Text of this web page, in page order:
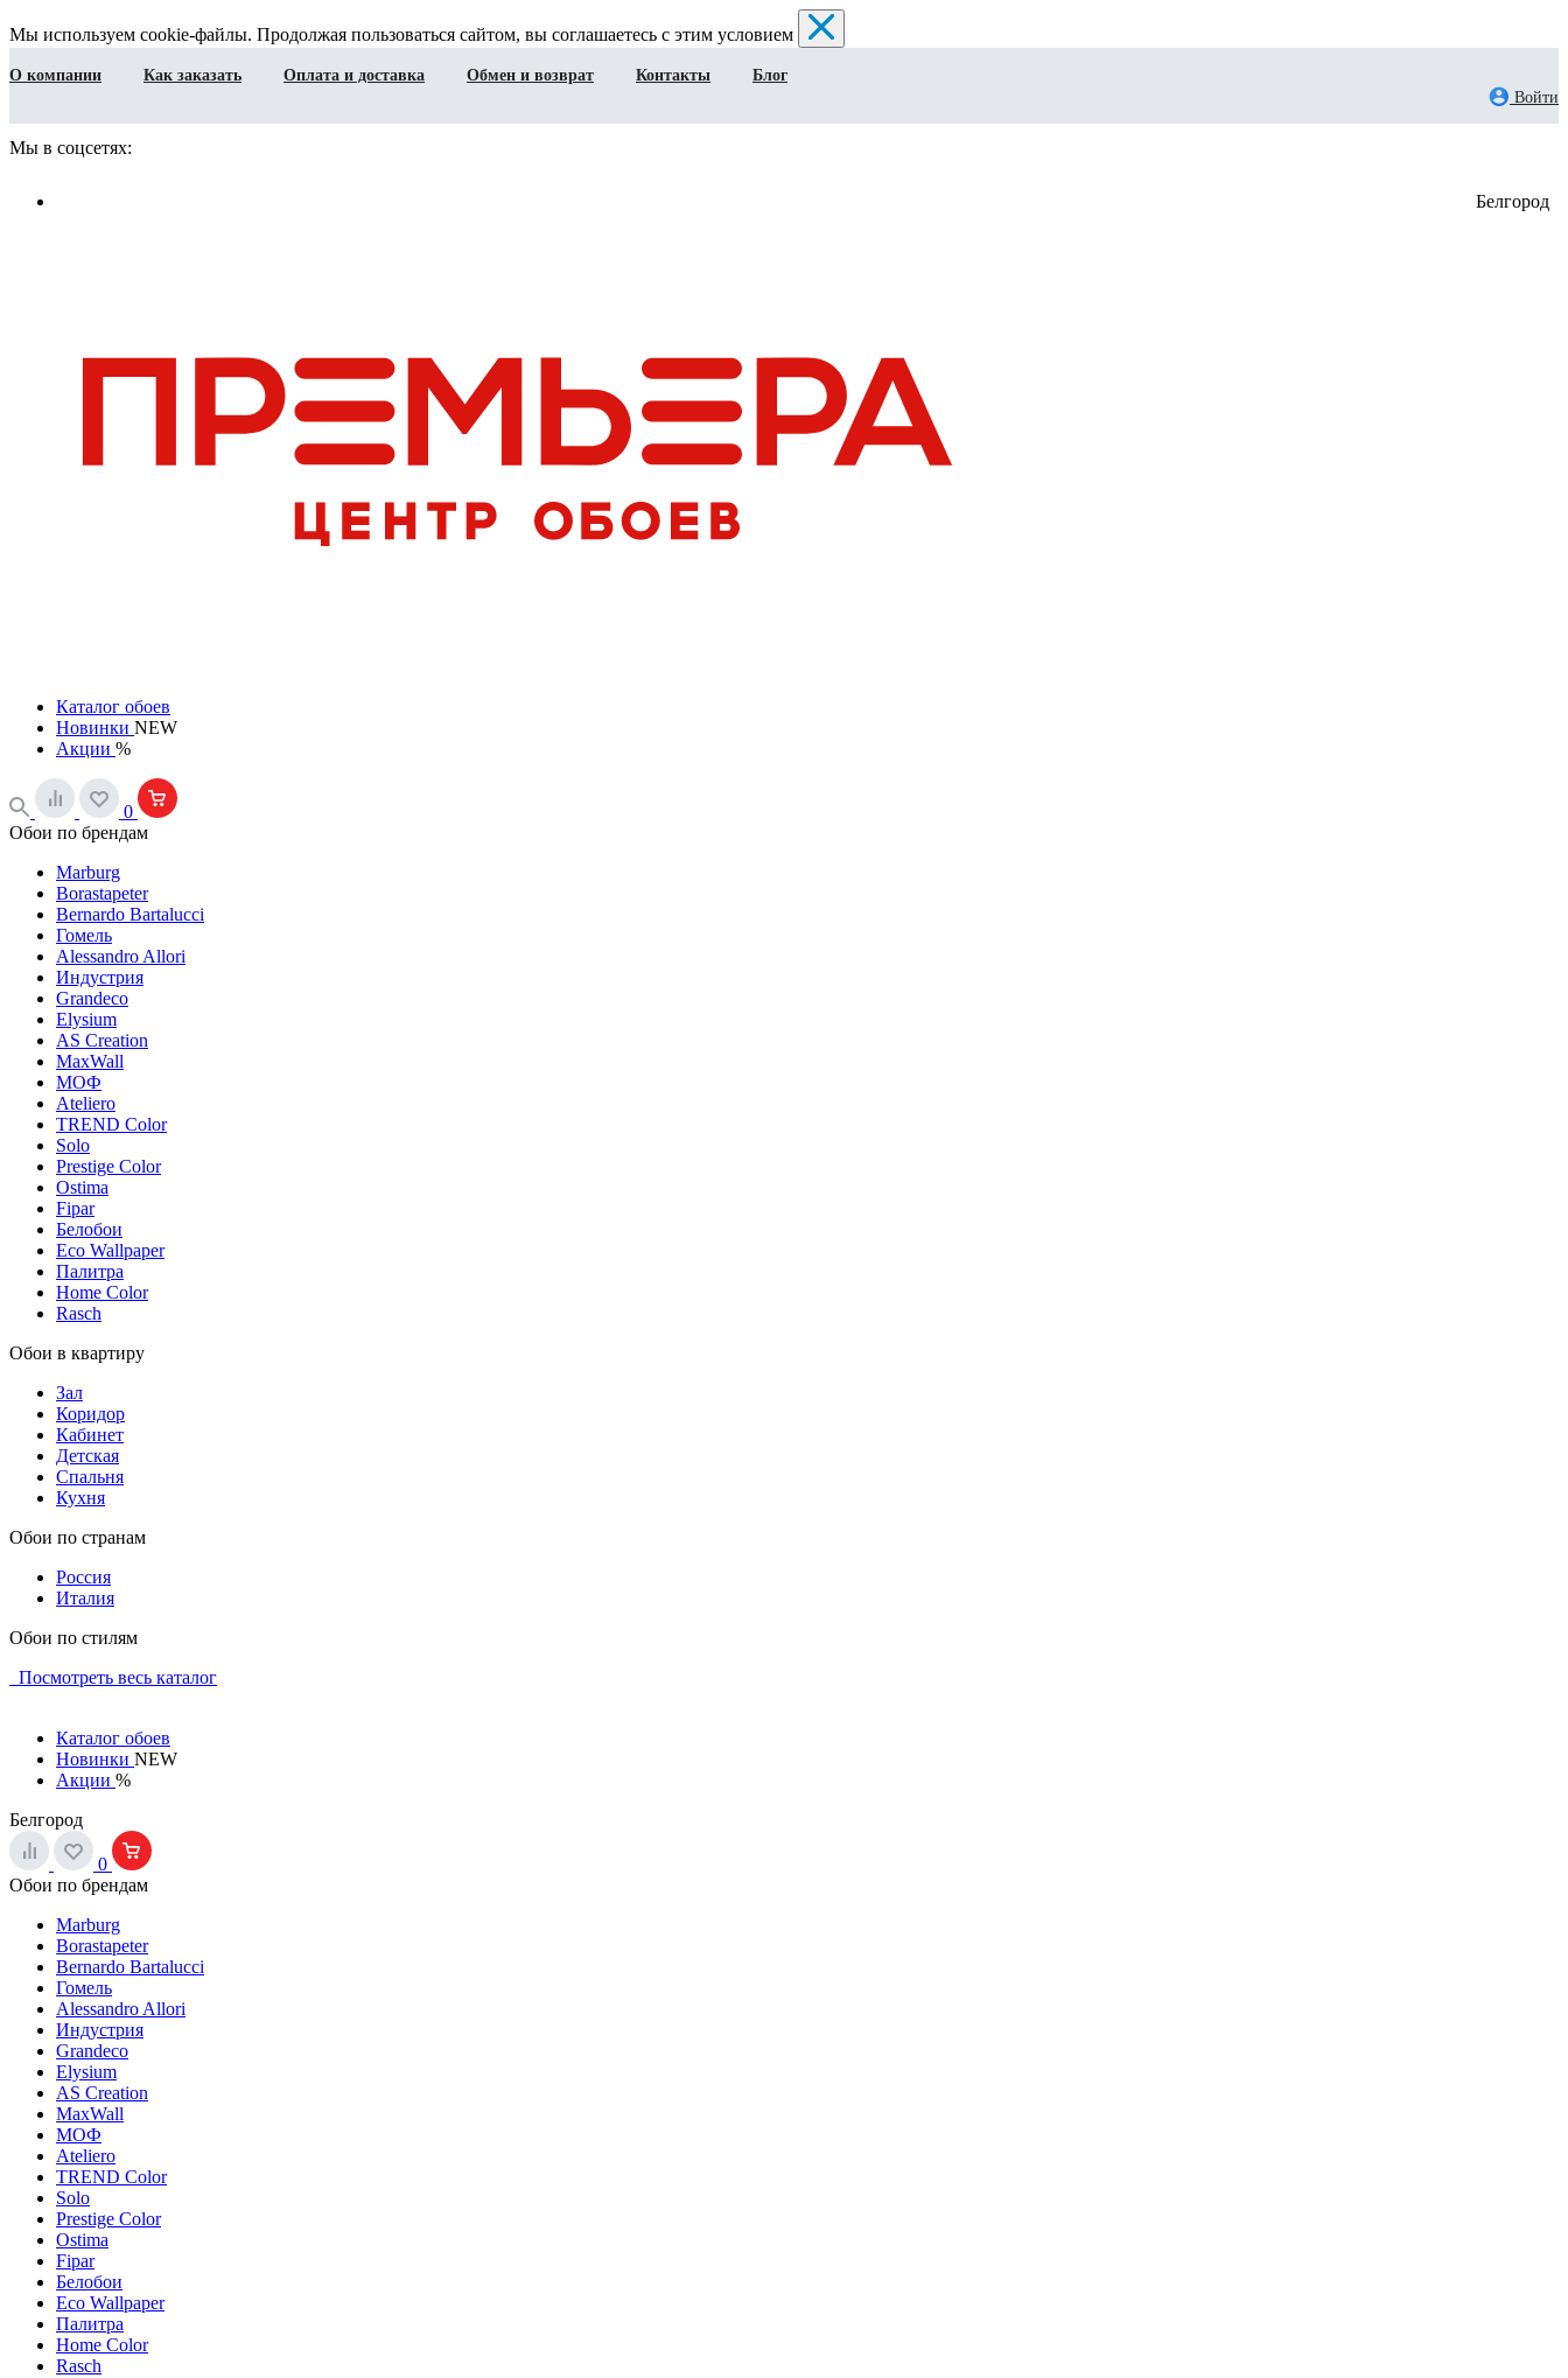
Мы используем cookie-файлы. Продолжая пользоваться сайтом, вы соглашаетесь с этим условием
О компании Как заказать Оплата и доставка Обмен и возврат Контакты
Блог
Войти
Мы в соцсетях:
Белгород
Каталог обоев
Новинки NEW
Акции %
0
Обои по брендам
Marburg
Borastapeter
Bernardo Bartalucci
Гомель
Alessandro Allori
Индустрия
Grandeco
Elysium
AS Creation
MaxWall
МОФ
Ateliero
TREND Color
Solo
Prestige Color
Ostima
Fipar
Белобои
Eco Wallpaper
Палитра
Home Color
Rasch
Обои в квартиру
Зал
Коридор
Кабинет
Детская
Спальня
Кухня
Обои по странам
Россия
Италия
Обои по стилям
Посмотреть весь каталог
Каталог обоев
Новинки NEW
Акции %
Белгород
0
Обои по брендам
Marburg
Borastapeter
Bernardo Bartalucci
Гомель
Alessandro Allori
Индустрия
Grandeco
Elysium
AS Creation
MaxWall
МОФ
Ateliero
TREND Color
Solo
Prestige Color
Ostima
Fipar
Белобои
Eco Wallpaper
Палитра
Home Color
Rasch